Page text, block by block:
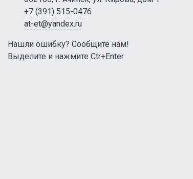
+7 (391) 515-0476
at-et@yandex.ru
Нашли ошибку? Сообщите нам!
Выделите и нажмите Ctr+Enter